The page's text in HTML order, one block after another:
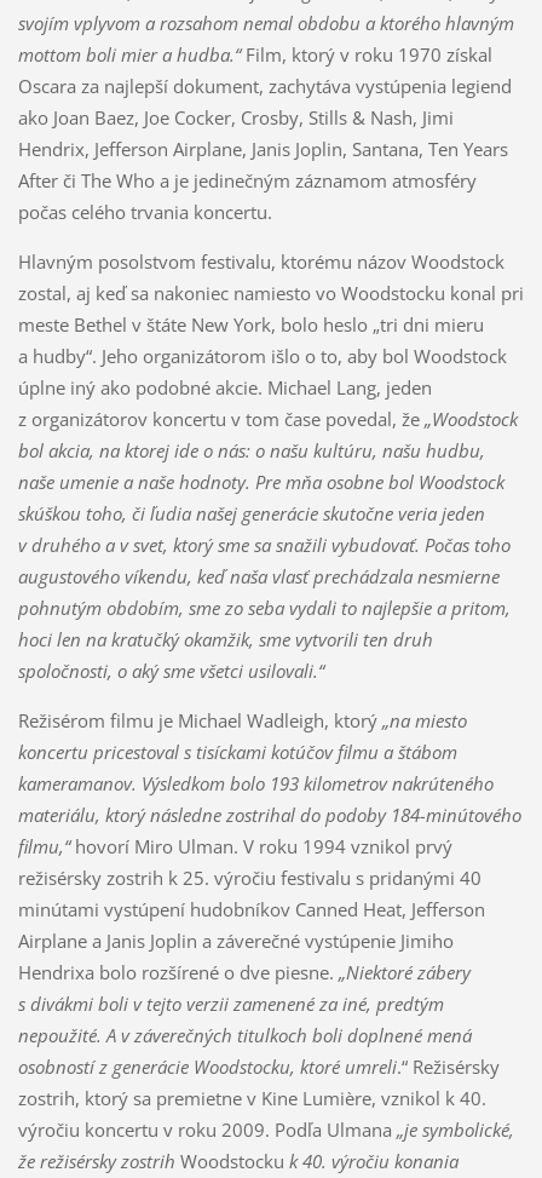
svojím vplyvom a rozsahom nemal obdobu a ktorého hlavným
mottom boli mier a hudba.“Film, ktorý v roku 1970 získal
Oscara za najlepší dokument, zachytáva vystúpenia legiend
ako Joan Baez, Joe Cocker, Crosby, Stills & Nash, Jimi
Hendrix, Jefferson Airplane, Janis Joplin, Santana, Ten Years
After či The Who a je jedinečným záznamom atmosféry
počas celého trvania koncertu.
Hlavným posolstvom festivalu, ktorému názov Woodstock
zostal, aj keď sa nakoniec namiesto vo Woodstocku konal pri
meste Bethel v štáte New York, bolo heslo „tri dni mieru
a hudby“. Jeho organizátorom išlo o to, aby bol Woodstock
úplne iný ako podobné akcie. Michael Lang, jeden
z organizátorov koncertu v tom čase povedal, že „Woodstock
bol akcia, na ktorej ide o nás: o našu kultúru, našu hudbu,
naše umenie a naše hodnoty. Pre mňa osobne bol Woodstock
skúškou toho, či ľudia našej generácie skutočne veria jeden
v druhého a v svet, ktorý sme sa snažili vybudovať. Počas toho
augustového víkendu, keď naša vlasť prechádzala nesmierne
pohnutým obdobím, sme zo seba vydali to najlepšie a pritom,
hoci len na kratučký okamžik, sme vytvorili ten druh
spoločnosti, o aký sme všetci usilovali.“
Režisérom filmu je Michael Wadleigh, ktorý „na miesto
koncertu pricestoval s tisíckami kotúčov filmu a štábom
kameramanov. Výsledkom bolo 193 kilometrov nakrúteného
materiálu, ktorý následne zostrihal do podoby 184-minútového
filmu,“hovorí Miro Ulman. V roku 1994 vznikol prvý
režisérsky zostrih k 25. výročiu festivalu s pridanými 40
minútami vystúpení hudobníkov Canned Heat, Jefferson
Airplane a Janis Joplin a záverečné vystúpenie Jimiho
Hendrixa bolo rozšírené o dve piesne. „Niektoré zábery
s divákmi boli v tejto verzii zamenené za iné, predtým
nepoužité. A v záverečných titulkoch boli doplnené mená
osobností z generácie Woodstocku, ktoré umreli.“ Režisérsky
zostrih, ktorý sa premietne v Kine Lumière, vznikol k 40.
výročiu koncertu v roku 2009. Podľa Ulmana „je symbolické,
že režisérsky zostrih Woodstocku k 40. výročiu konania